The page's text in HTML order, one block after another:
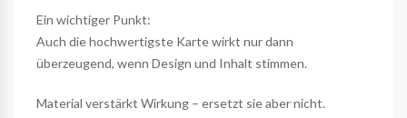
Ein wichtiger Punkt:
Auch die hochwertigste Karte wirkt nur dann
überzeugend, wenn Design und Inhalt stimmen.
Material verstärkt Wirkung – ersetzt sie aber nicht.